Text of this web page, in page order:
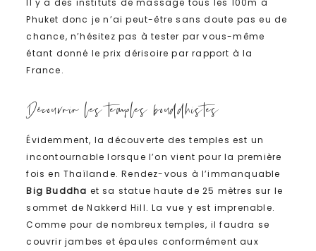
Phuket donc je n’ai peut-être sans doute pas eu de
chance, n’hésitez pas à tester par vous-même
étant donné le prix dérisoire par rapport à la
France.
Découvrir les temples bouddhistes
Évidemment, la découverte des temples est un
incontournable lorsque l’on vient pour la première
fois en Thaïlande. Rendez-vous à l’immanquable
Big Buddha et sa statue haute de 25 mètres sur le
sommet de Nakkerd Hill. La vue y est imprenable.
Comme pour de nombreux temples, il faudra se
couvrir jambes et épaules conformément aux